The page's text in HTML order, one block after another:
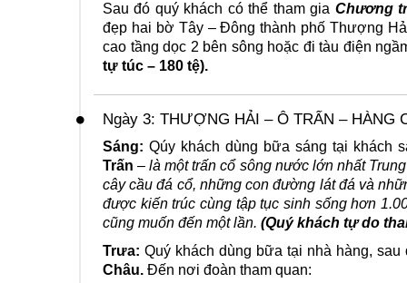
Sau đó quý khách có thể tham gia Chương
đẹp hai bờ Tây – Đông thành phố Thượng
cao tầng dọc 2 bên sông hoặc đi tàu điện
tự túc – 180 tệ).
Ngày 3: THƯỢNG HẢI – Ô TRẤN – HÀNG
Sáng: Qúy khách dùng bữa sáng tại khách
Trấn–là một trấn cổ sông nước lớn nhất
cây cầu đá cổ, những con đường lát đá và
được kiến trúc cùng tập tục sinh sống hơn
cũng muốn đến một lần. (Quý khách tự do
Trưa: Quý khách dùng bữa tại nhà hàng,
Châu. Đến nơi đoàn tham quan: